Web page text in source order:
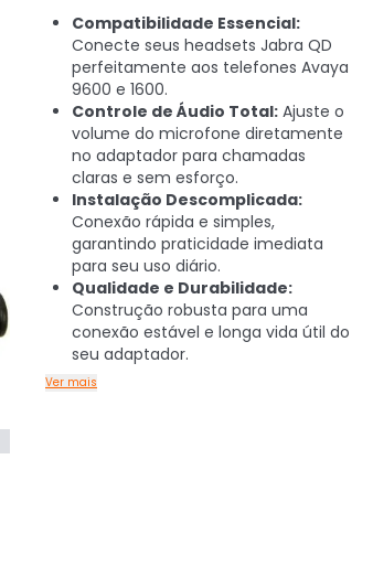
Compatibilidade Essencial:
Conecte seus headsets Jabra QD
perfeitamente aos telefones Avaya
9600 e 1600.
Controle de Áudio Total: Ajuste o
volume do microfone diretamente
no adaptador para chamadas
claras e sem esforço.
Instalação Descomplicada:
Conexão rápida e simples,
garantindo praticidade imediata
para seu uso diário.
Qualidade e Durabilidade:
Construção robusta para uma
conexão estável e longa vida útil do
seu adaptador.
Ver mais